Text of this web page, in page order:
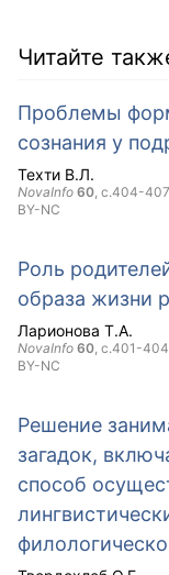
Читайте
Проблемы
сознания у
Техти В.Л.
NovaInfo 60, с.404-
BY-NC
Роль
образа жизни
Ларионова Т.А.
NovaInfo 60, с.401-
BY-NC
Решение
загадок,
способ